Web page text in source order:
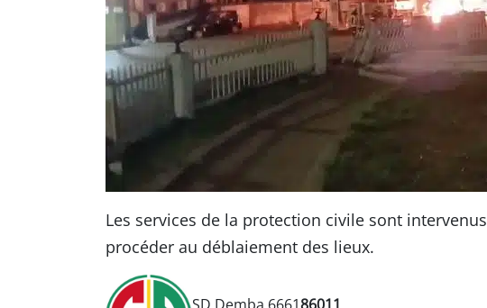
Les services de la protection civile sont
procéder au déblaiement des lieux.